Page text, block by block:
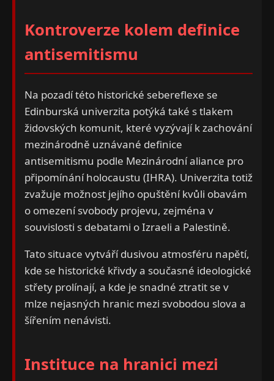
Kontroverze kolem definice
antisemitismu
Na pozadí této historické sebereflexe se
Edinburská univerzita potýká také s tlakem
židovských komunit, které vyzývají k zachování
mezinárodně uznávané definice
antisemitismu podle Mezinárodní aliance pro
připomínání holocaustu (IHRA). Univerzita totiž
zvažuje možnost jejího opuštění kvůli obavám
o omezení svobody projevu, zejména v
souvislosti s debatami o Izraeli a Palestině.
Tato situace vytváří dusivou atmosféru napětí,
kde se historické křivdy a současné ideologické
střety prolínají, a kde je snadné ztratit se v
mlze nejasných hranic mezi svobodou slova a
šířením nenávisti.
Instituce na hranici mezi